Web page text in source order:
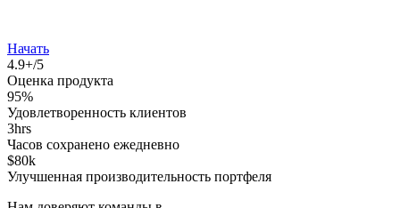
Начать
4.9+/5
Оценка продукта
95%
Удовлетворенность клиентов
3hrs
Часов сохранено ежедневно
$80k
Улучшенная производительность портфеля